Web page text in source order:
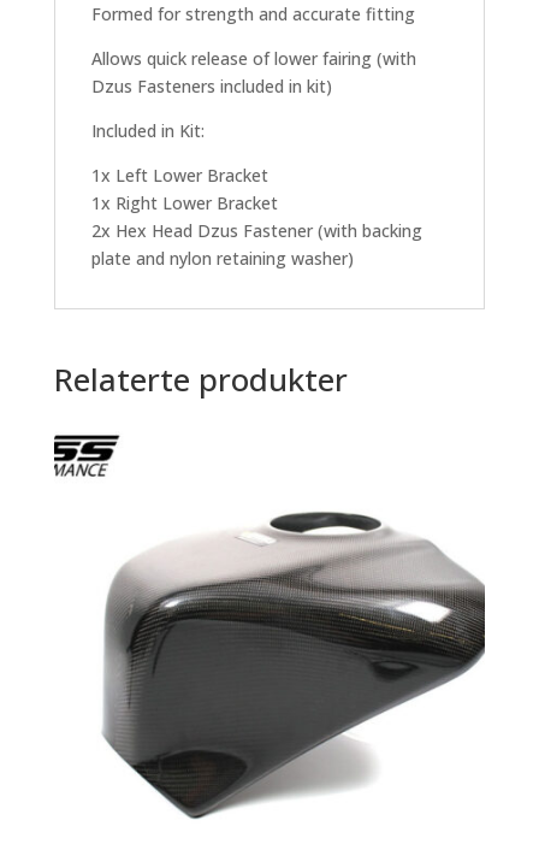
Formed for strength and accurate fitting
Allows quick release of lower fairing (with
Dzus Fasteners included in kit)
Included in Kit:
1x Left Lower Bracket
1x Right Lower Bracket
2x Hex Head Dzus Fastener (with backing
plate and nylon retaining washer)
Relaterte produkter